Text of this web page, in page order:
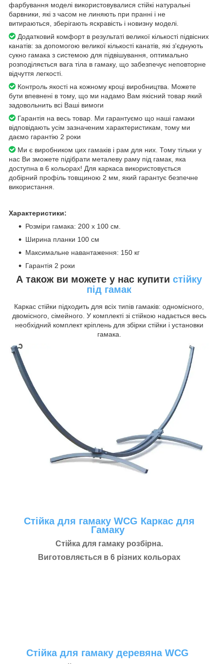
фарбування моделі використовувалися стійкі натуральні
барвники, які з часом не линяють при пранні і не
витираються, зберігають яскравість і новизну моделі.
Додатковий комфорт в результаті великої кількості підвісних
канатів: за допомогою великої кількості канатів, які з'єднують
сукно гамака з системою для підвішування, оптимально
розподіляється вага тіла в гамаку, що забезпечує неповторне
відчуття легкості.
Контроль якості на кожному кроці виробництва. Можете
бути впевнені в тому, що ми надамо Вам якісний товар який
задовольнить всі Ваші вимоги
Гарантія на весь товар. Ми гарантуємо що наші гамаки
відповідають усім зазначеним характеристикам, тому ми
даємо гарантію 2 роки
Ми є виробником цих гамаків і рам для них. Тому тільки у
нас Ви зможете підібрати металеву раму під гамак, яка
доступна в 6 кольорах! Для каркаса використовується
добірний профіль товщиною 2 мм, який гарантує безпечне
використання.
Характеристики:
Розміри гамака: 200 х 100 см.
Ширина планки 100 см
Максимальне навантаження: 150 кг
Гарантія 2 роки
А також ви можете у нас купити стійку
під гамак
Каркас стійки підходить для всіх типів гамаків: одномісного,
двомісного, сімейного. У комплекті зі стійкою надається весь
необхідний комплект кріплень для збірки стійки і установки
гамака.
Стійка для гамаку WCG Каркас для
Гамаку
Стійка для гамаку розбірна.
Виготовляється в 6 різних кольорах
Стійка для гамаку деревяна WCG